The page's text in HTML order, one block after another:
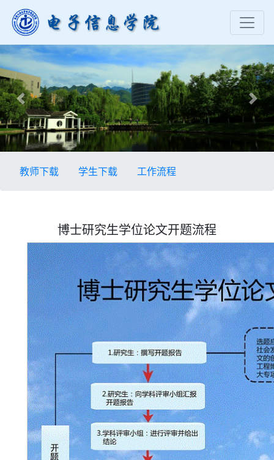
Previous Next
教师下载 学生下载 工作流程
博士研究生学位论文开题流程